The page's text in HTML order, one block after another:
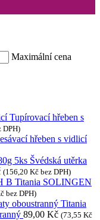
Maximální cena
Tupírovací hřeben s
DPH)
hřeben s vidlicí
Švédská utěrka
(156,20 Kč bez DPH)
Titania SOLINGEN
bez DPH)
Titania
89,00 Kč (73,55 Kč